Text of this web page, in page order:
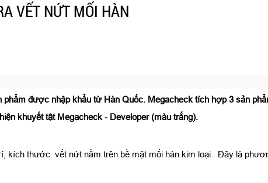
VẾT NỨT MỐI HÀN
được nhập khẩu từ Hàn Quốc. Megacheck tích hợp 3 sản
khuyết tật Megacheck - Developer (màu trắng).
kích thước vết nứt nằm trên bề mặt mối hàn kim loại. Đây là